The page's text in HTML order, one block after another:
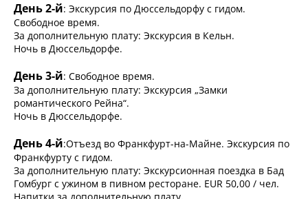
День 2-й: Экскурсия по Дюссельдорфу с гидом.
Свободное время.
За дополнительную плату: Экскурсия в Кельн.
Ночь в Дюссельдорфе.
День 3-й: Свободное время.
За дополнительную плату: Экскурсия „Замки
романтического Рейна“.
Ночь в Дюссельдорфе.
День 4-й:Отъезд во Франкфурт-на-Майне. Экскурсия по
Франкфурту с гидом.
За дополнительную плату: Экскурсионная поездка в Бад
Гомбург с ужином в пивном ресторане. EUR 50,00 / чел.